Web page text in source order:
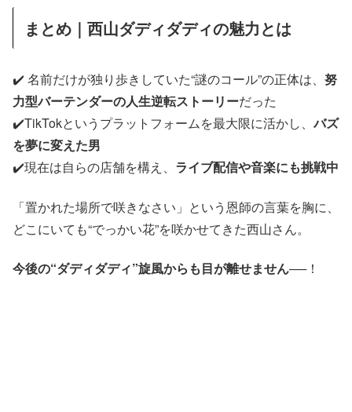
まとめ｜西山ダディダディの魅力とは
✔️ 名前だけが独り歩きしていた“謎のコール”の正体は、努
力型バーテンダーの人生逆転ストーリーだった
✔️TikTokというプラットフォームを最大限に活かし、バズ
を夢に変えた男
✔️現在は自らの店舗を構え、 ライブ配信や音楽にも挑戦中
「置かれた場所で咲きなさい」という恩師の言葉を胸に、
どこにいても“でっかい花”を咲かせてきた西山さん。
今後の“ダディダディ”旋風からも目が離せません──！